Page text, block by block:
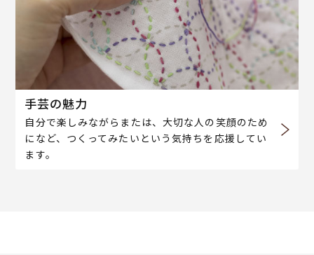
手芸の魅力
自分で楽しみながらまたは、大切な人の笑顔のため
になど、つくってみたいという気持ちを応援してい
ます。